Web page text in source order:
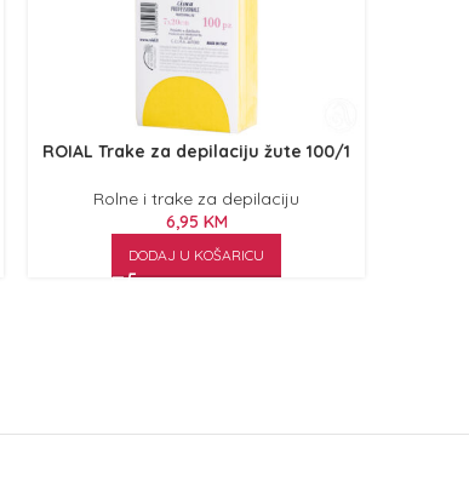
ROIAL Trake za depilaciju žute 100/1
Rolne i trake za depilaciju
6,95 KM
DODAJ U KOŠARICU